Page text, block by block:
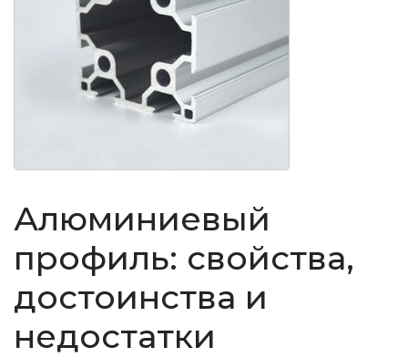
Алюминиевый
профиль: свойства,
достоинства и
недостатки